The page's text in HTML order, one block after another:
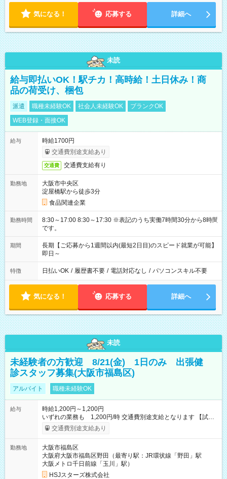
気になる！ 応募する 詳細へ
未読
給与即払いOK！駅チカ！高時給！土日休み！商
品の荷受け、梱包
派遣 職種未経験OK 社会人未経験OK
ブランクOK
WEB登録・面接OK
給与
時給1700円
交通費別途支給あり
交通費 交通費支給有り
勤務地
大阪市中央区
淀屋橋駅から徒歩3分
食品関連企業
勤務時間
8:30～17:00 8:30～17:30 ※表記のうち実働7時間30分から8時間
です。
期間
長期【ご応募から1週間以内(最短2日目)のスピード就業が可能】
即日～
特徴 日払いOK / 履歴書不要 / 電話対応なし / パソコンスキル不要
気になる！ 応募する 詳細へ
未読
未経験者の方歓迎 8/21(金) 1日のみ 出張健
診スタッフ募集(大阪市福島区)
アルバイト 職種未経験OK
給与
時給1,200円～1,200円
いずれの業務も 1,200円/時 交通費別途支給となります 【試用
期間】試用期間なし
交通費別途支給あり
勤務地
大阪市福島区
大阪府大阪市福島区野田（最寄り駅：JR環状線「野田」駅
大阪メトロ千日前線「玉川」駅）
HSJスターズ株式会社